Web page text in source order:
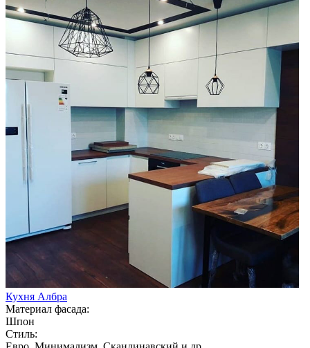
Кухня Албра
Материал фасада:
Шпон
Стиль: